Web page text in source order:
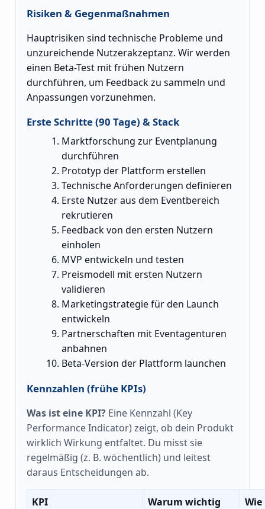
Risiken & Gegenmaßnahmen
Hauptrisiken sind technische Probleme und
unzureichende Nutzerakzeptanz. Wir werden
einen Beta-Test mit frühen Nutzern
durchführen, um Feedback zu sammeln und
Anpassungen vorzunehmen.
Erste Schritte (90 Tage) & Stack
Marktforschung zur Eventplanung
durchführen
Prototyp der Plattform erstellen
Technische Anforderungen definieren
Erste Nutzer aus dem Eventbereich
rekrutieren
Feedback von den ersten Nutzern
einholen
MVP entwickeln und testen
Preismodell mit ersten Nutzern
validieren
Marketingstrategie für den Launch
entwickeln
Partnerschaften mit Eventagenturen
anbahnen
Beta-Version der Plattform launchen
Kennzahlen (frühe KPIs)
Was ist eine KPI? Eine Kennzahl (Key
Performance Indicator) zeigt, ob dein Produkt
wirklich Wirkung entfaltet. Du misst sie
regelmäßig (z. B. wöchentlich) und leitest
daraus Entscheidungen ab.
KPI Warum wichtig
Wie